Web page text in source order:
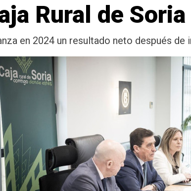
Rural de
en 2024 un resultado neto después de